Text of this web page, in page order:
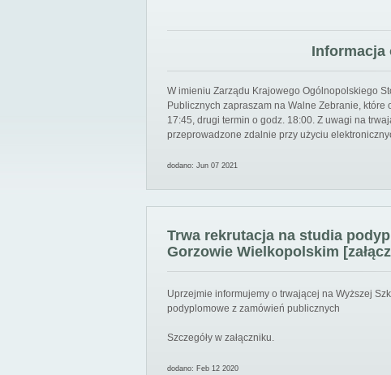
Informacja
W imieniu Zarządu Krajowego Ogólnopolskiego
Publicznych zapraszam na Walne Zebranie,
17:45, drugi termin o godz. 18:00. Z uwagi na
przeprowadzone zdalnie przy użyciu
dodano: Jun 07 2021
Trwa rekrutacja na studia
Gorzowie Wielkopolskim
Uprzejmie informujemy o trwającej na Wyższej
podyplomowe z zamówień publicznych
Szczegóły w załączniku.
dodano: Feb 12 2020